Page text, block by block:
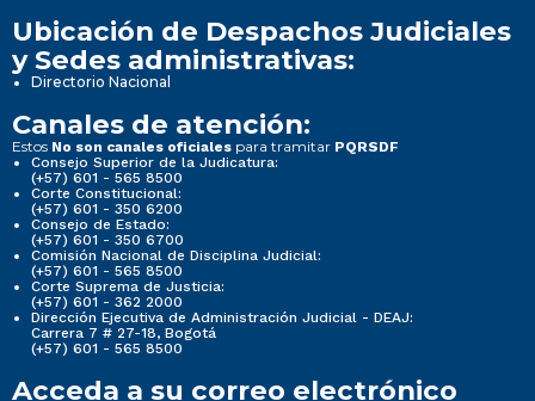
Ubicación de Despachos Judiciales
y Sedes administrativas:
Directorio Nacional
Canales de atención:
Estos No son canales oficiales para tramitar PQRSDF
Consejo Superior de la Judicatura:
(+57) 601 - 565 8500
Corte Constitucional:
(+57) 601 - 350 6200
Consejo de Estado:
(+57) 601 - 350 6700
Comisión Nacional de Disciplina Judicial:
(+57) 601 - 565 8500
Corte Suprema de Justicia:
(+57) 601 - 362 2000
Dirección Ejecutiva de Administración Judicial - DEAJ:
Carrera 7 # 27-18, Bogotá
(+57) 601 - 565 8500
Acceda a su correo electrónico